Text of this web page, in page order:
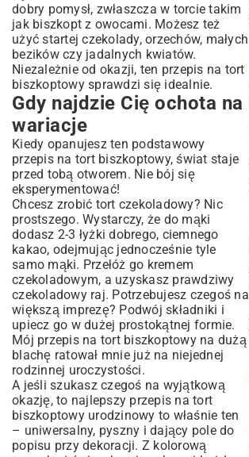
dobry pomysł, zwłaszcza w torcie takim
jak biszkopt z owocami. Możesz też
użyć startej czekolady, orzechów, małych
bezików czy jadalnych kwiatów.
Niezależnie od okazji, ten przepis na tort
biszkoptowy sprawdzi się idealnie.
Gdy najdzie Cię ochota na
wariacje
Kiedy opanujesz ten podstawowy
przepis na tort biszkoptowy, świat staje
przed tobą otworem. Nie bój się
eksperymentować!
Chcesz zrobić tort czekoladowy? Nic
prostszego. Wystarczy, że do mąki
dodasz 2-3 łyżki dobrego, ciemnego
kakao, odejmując jednocześnie tyle
samo mąki. Przełóż go kremem
czekoladowym, a uzyskasz prawdziwy
czekoladowy raj. Potrzebujesz czegoś na
większą imprezę? Podwój składniki i
upiecz go w dużej prostokątnej formie.
Mój przepis na tort biszkoptowy na dużą
blachę ratował mnie już na niejednej
rodzinnej uroczystości.
A jeśli szukasz czegoś na wyjątkową
okazję, to najlepszy przepis na tort
biszkoptowy urodzinowy to właśnie ten
– uniwersalny, pyszny i dający pole do
popisu przy dekoracji. Z kolorową